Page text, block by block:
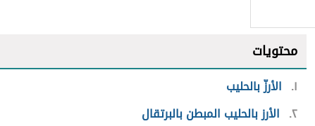
محتويات
١ الأرزّ بالحليب
٢ الأرز بالحليب المبطن بالبرتقال